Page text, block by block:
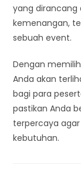
yang dirancang
kemenangan,
sebuah event.
Dengan
Anda akan
bagi para
pastikan Anda
terpercaya
kebutuhan.